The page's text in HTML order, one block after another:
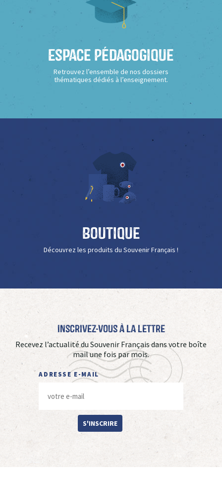
Espace Pédagogique
Retrouvez l’ensemble de nos dossiers
thématiques dédiés à l’enseignement.
Boutique
Découvrez les produits du Souvenir Français !
Inscrivez-vous à La Lettre
Recevez l’actualité du Souvenir Français dans votre boîte
mail une fois par mois.
ADRESSE E-MAIL
S'INSCRIRE